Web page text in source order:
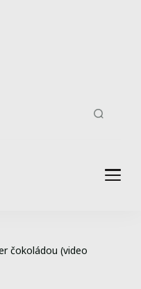
čokoládou (video